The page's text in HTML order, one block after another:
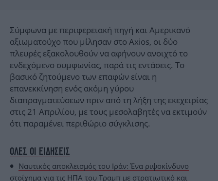
Σύμφωνα με περιφερειακή πηγή και Αμερικανό
αξιωματούχο που μίλησαν στο Axios, οι δύο
πλευρές εξακολουθούν να αφήνουν ανοιχτό το
ενδεχόμενο συμφωνίας, παρά τις εντάσεις. Το
βασικό ζητούμενο των επαφών είναι η
επανεκκίνηση ενός ακόμη γύρου
διαπραγματεύσεων πριν από τη λήξη της εκεχειρίας
στις 21 Απριλίου, με τους μεσολαβητές να εκτιμούν
ότι παραμένει περιθώριο σύγκλισης.
ΟΛΕΣ ΟΙ ΕΙΔΗΣΕΙΣ
Ναυτικός αποκλεισμός του Ιράν: Ένα ριψοκίνδυνο
στοίχημα για τις ΗΠΑ του Τραμπ με στρατιωτικό και